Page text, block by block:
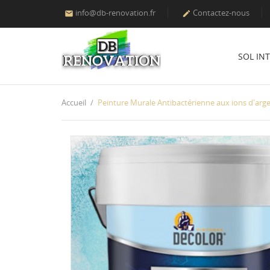
 info@db-renovation.fr  Contactez-nous
SOL
Accueil Peinture Murale Antibactérienne aux ions